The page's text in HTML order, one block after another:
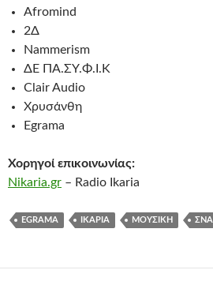
Afromind
2Δ
Nammerism
ΔΕ ΠΑ.ΣΥ.Φ.Ι.Κ
Clair Audio
Χρυσάνθη
Egrama
Χορηγοί επικοινωνίας:
Nikaria.gr – Radio Ikaria
EGRAMA ΙΚΑΡΊΑ ΜΟΥΣΙΚΉ